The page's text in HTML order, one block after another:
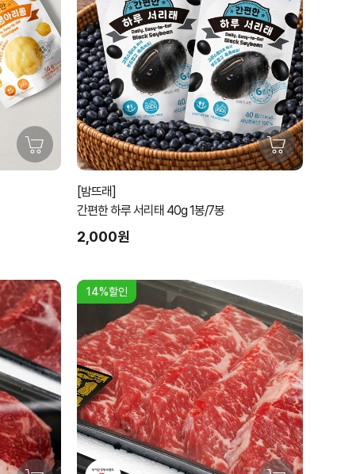
[밤뜨래]
간편한 하루 서리태 40g 1봉/7봉
2,000원
14%할인